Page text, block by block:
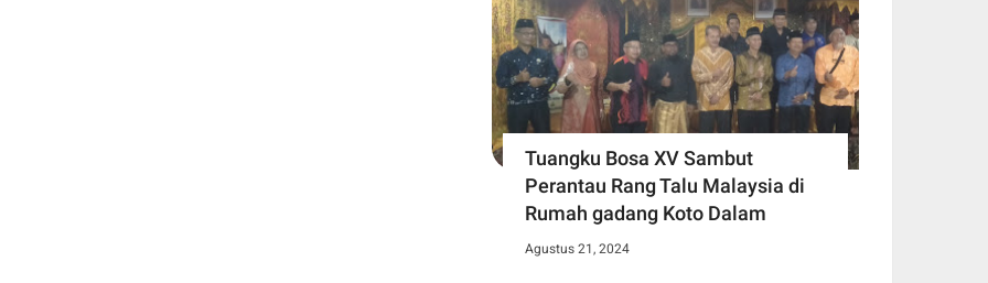
Tuangku Bosa XV Sambut
Perantau Rang Talu Malaysia di
Rumah gadang Koto Dalam
Agustus 21, 2024